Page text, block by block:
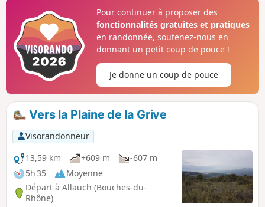
grilles et des déblais. Des vestiges de ces exploitations sont
encore visibles. Ce circuit permet également de découvrir
les Baumes des Pestiférés, la source du Pichoun Ome, la
Tête Ronde et la Grande Tête Rouge.
Pour continuer à proposer des
fonctionnalités gratuites et pratiques
en randonnée, soutenez-nous en
donnant un petit coup de pouce !
Je donne un coup de pouce
Vers la Plaine de la Grive
Visorandonneur
13,59 km
+609 m
-607 m
5h 35
Moyenne
Départ à Allauch (Bouches-du-
Rhône)